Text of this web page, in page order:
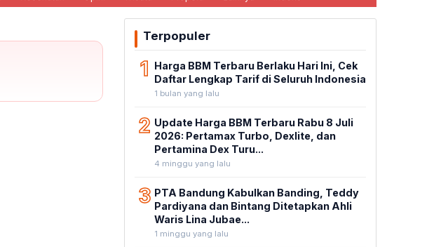
Terpopuler
1 Harga BBM Terbaru Berlaku Hari Ini, Cek
Daftar Lengkap Tarif di Seluruh Indonesia
1 bulan yang lalu
2 Update Harga BBM Terbaru Rabu 8 Juli
2026: Pertamax Turbo, Dexlite, dan
Pertamina Dex Turu...
4 minggu yang lalu
3 PTA Bandung Kabulkan Banding, Teddy
Pardiyana dan Bintang Ditetapkan Ahli
Waris Lina Jubae...
1 minggu yang lalu